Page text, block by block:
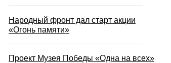
Народный фронт дал старт акции
«Огонь памяти»
Проект Музея Победы «Одна на всех»